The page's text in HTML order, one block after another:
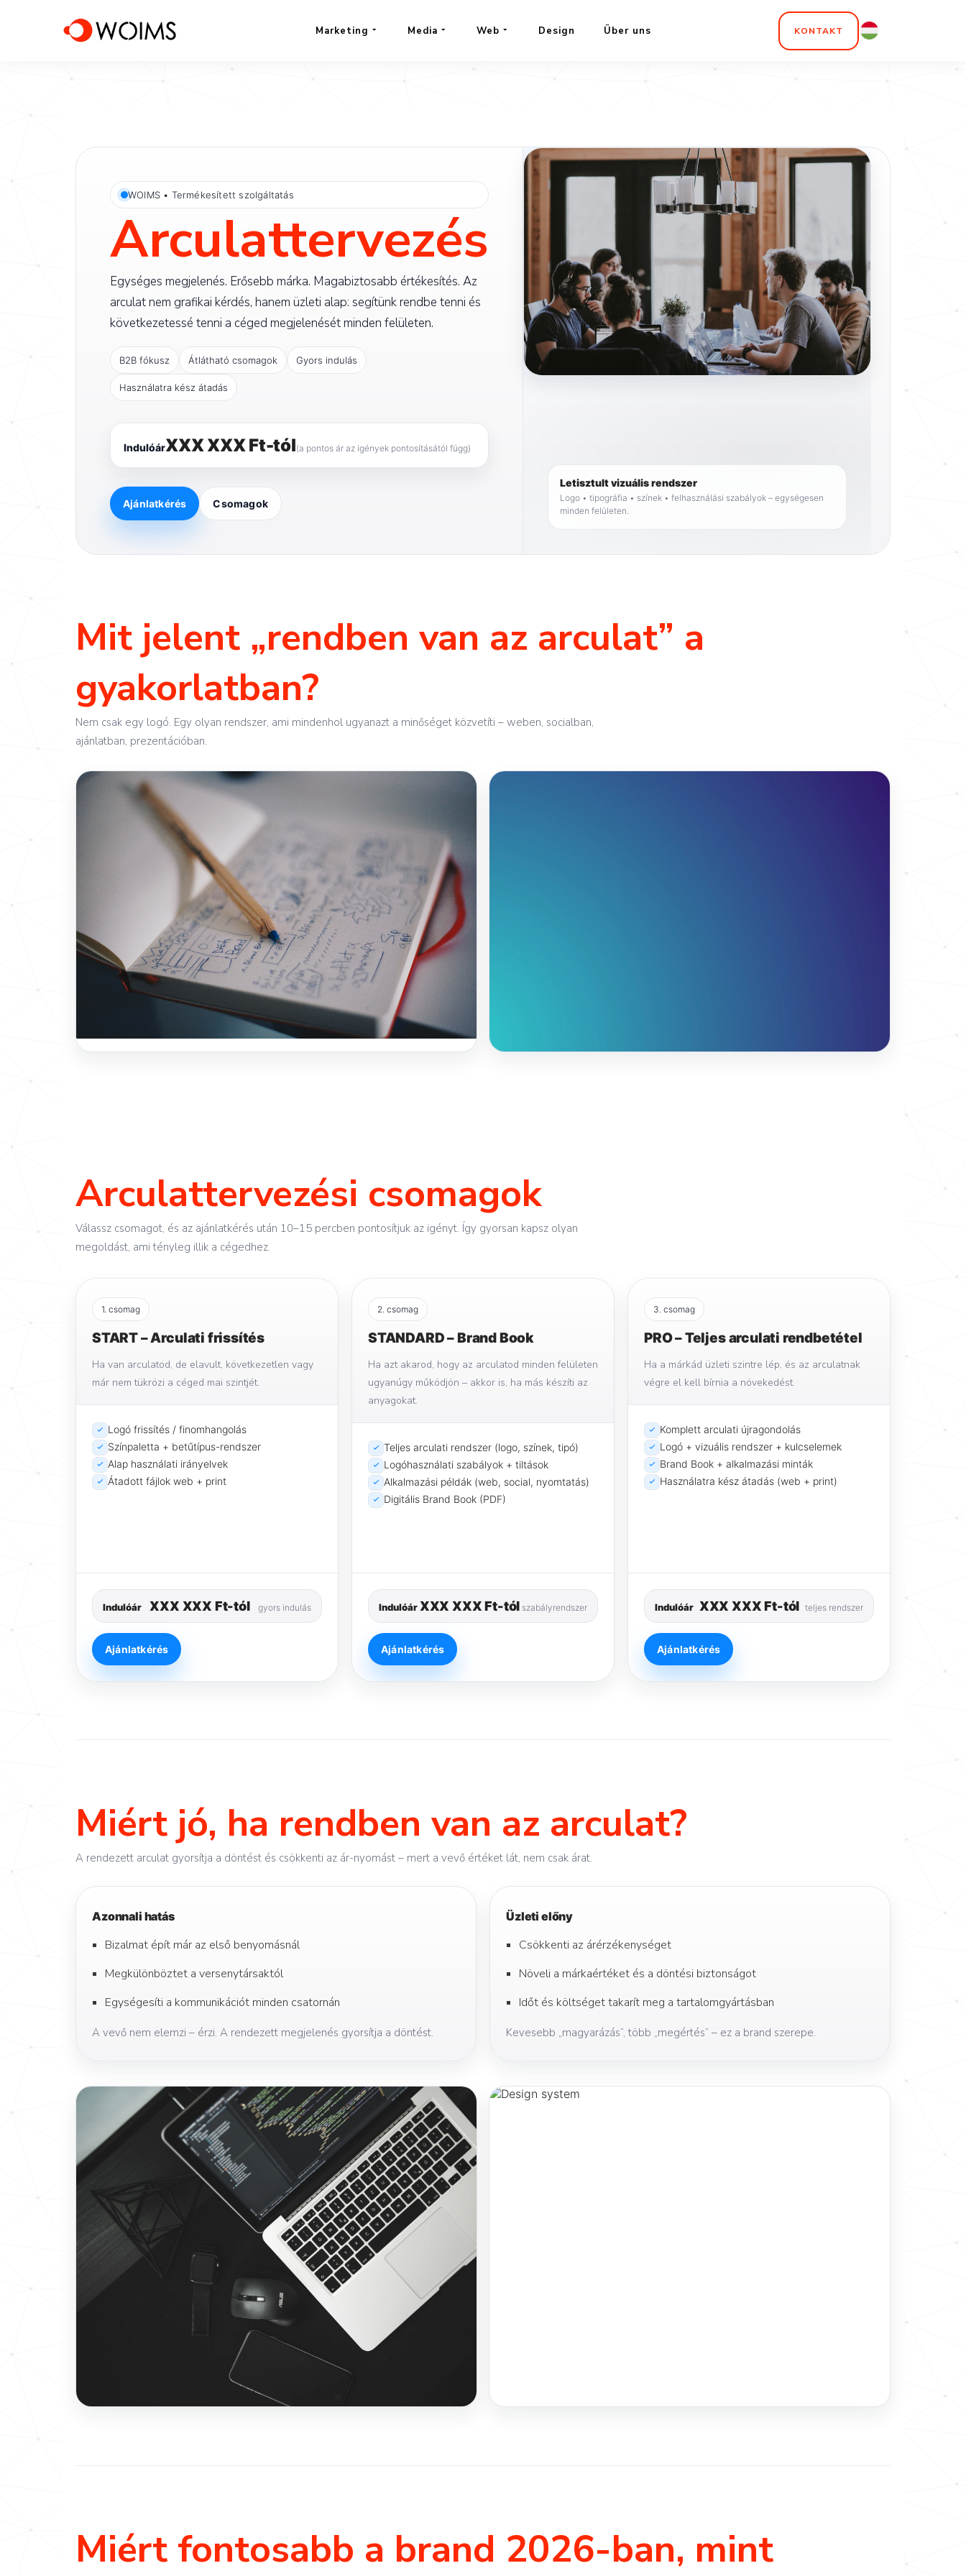
Marketing Media Web Design Über uns KONTAKT
WOIMS • Termékesített szolgáltatás
Arculattervezés
Egységes megjelenés. Erősebb márka. Magabiztosabb értékesítés. Az
arculat nem grafikai kérdés, hanem üzleti alap: segítünk rendbe tenni és
következetessé tenni a céged megjelenését minden felületen.
B2B fókusz Átlátható csomagok Gyors indulás
Használatra kész átadás
IndulóárXXX XXX Ft-tól(a pontos ár az igények pontosításától függ)
Ajánlatkérés Csomagok
Letisztult vizuális rendszer
Logo • tipográfia • színek • felhasználási szabályok – egységesen
minden felületen.
Mit jelent „rendben van az arculat” a
gyakorlatban?
Nem csak egy logó. Egy olyan rendszer, ami mindenhol ugyanazt a minőséget közvetíti – weben, socialban,
ajánlatban, prezentációban.
Arculattervezési csomagok
Válassz csomagot, és az ajánlatkérés után 10–15 percben pontosítjuk az igényt. Így gyorsan kapsz olyan
megoldást, ami tényleg illik a cégedhez.
1. csomag
START – Arculati frissítés
Ha van arculatod, de elavult, következetlen vagy
már nem tükrözi a céged mai szintjét.
Logó frissítés / finomhangolás
Színpaletta + betűtípus-rendszer
Alap használati irányelvek
Átadott fájlok web + print
Indulóár XXX XXX Ft-tól gyors indulás
Ajánlatkérés
2. csomag
STANDARD – Brand Book
Ha azt akarod, hogy az arculatod minden felületen
ugyanúgy működjön – akkor is, ha más készíti az
anyagokat.
Teljes arculati rendszer (logo, színek, tipó)
Logóhasználati szabályok + tiltások
Alkalmazási példák (web, social, nyomtatás)
Digitális Brand Book (PDF)
Indulóár XXX XXX Ft-tól szabályrendszer
Ajánlatkérés
3. csomag
PRO – Teljes arculati rendbetétel
Ha a márkád üzleti szintre lép, és az arculatnak
végre el kell bírnia a növekedést.
Komplett arculati újragondolás
Logó + vizuális rendszer + kulcselemek
Brand Book + alkalmazási minták
Használatra kész átadás (web + print)
Indulóár XXX XXX Ft-tól teljes rendszer
Ajánlatkérés
Miért jó, ha rendben van az arculat?
A rendezett arculat gyorsítja a döntést és csökkenti az ár-nyomást – mert a vevő értéket lát, nem csak árat.
Azonnali hatás
Bizalmat épít már az első benyomásnál
Megkülönböztet a versenytársaktól
Egységesíti a kommunikációt minden csatornán
A vevő nem elemzi – érzi. A rendezett megjelenés gyorsítja a döntést.
Üzleti előny
Csökkenti az árérzékenységet
Növeli a márkaértéket és a döntési biztonságot
Időt és költséget takarít meg a tartalomgyártásban
Kevesebb „magyarázás”, több „megértés” – ez a brand szerepe.
Miért fontosabb a brand 2026-ban, mint